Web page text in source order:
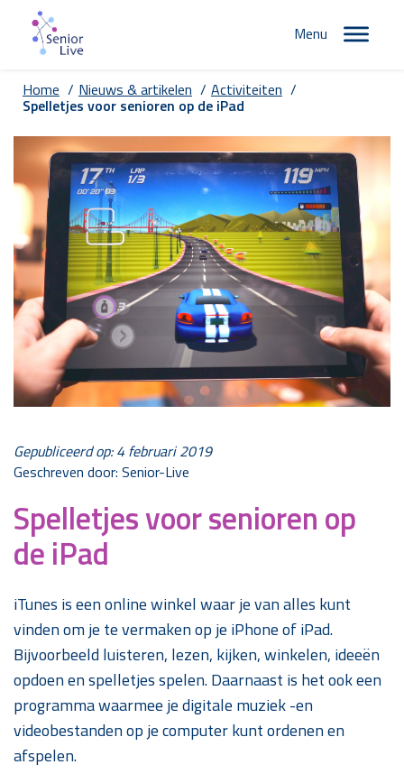
Menu
Home / Nieuws & artikelen / Activiteiten /
Spelletjes voor senioren op de iPad
Gepubliceerd op: 4 februari 2019
Geschreven door: Senior-Live
Spelletjes voor senioren op
de iPad
iTunes is een online winkel waar je van alles kunt
vinden om je te vermaken op je iPhone of iPad.
Bijvoorbeeld luisteren, lezen, kijken, winkelen, ideeën
opdoen en spelletjes spelen. Daarnaast is het ook een
programma waarmee je digitale muziek -en
videobestanden op je computer kunt ordenen en
afspelen.